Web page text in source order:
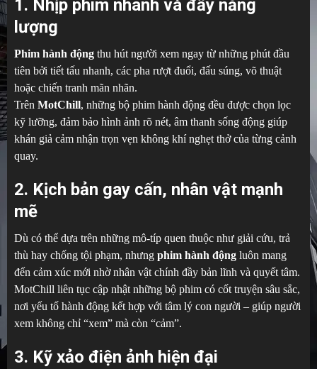
1. Nhịp phim nhanh và đầy năng
lượng
Phim hành động thu hút người xem ngay từ những phút đầu
tiên bởi tiết tấu nhanh, các pha rượt đuổi, đấu súng, võ thuật
hoặc chiến tranh mãn nhãn.
Trên MotChill, những bộ phim hành động đều được chọn lọc
kỹ lưỡng, đảm bảo hình ảnh rõ nét, âm thanh sống động giúp
khán giả cảm nhận trọn vẹn không khí nghẹt thở của từng cảnh
quay.
2. Kịch bản gay cấn, nhân vật mạnh
mẽ
Dù có thể dựa trên những mô-típ quen thuộc như giải cứu, trả
thù hay chống tội phạm, nhưng phim hành động luôn mang
đến cảm xúc mới nhờ nhân vật chính đầy bản lĩnh và quyết tâm.
MotChill liên tục cập nhật những bộ phim có cốt truyện sâu sắc,
nơi yếu tố hành động kết hợp với tâm lý con người – giúp người
xem không chỉ “xem” mà còn “cảm”.
3. Kỹ xảo điện ảnh hiện đại